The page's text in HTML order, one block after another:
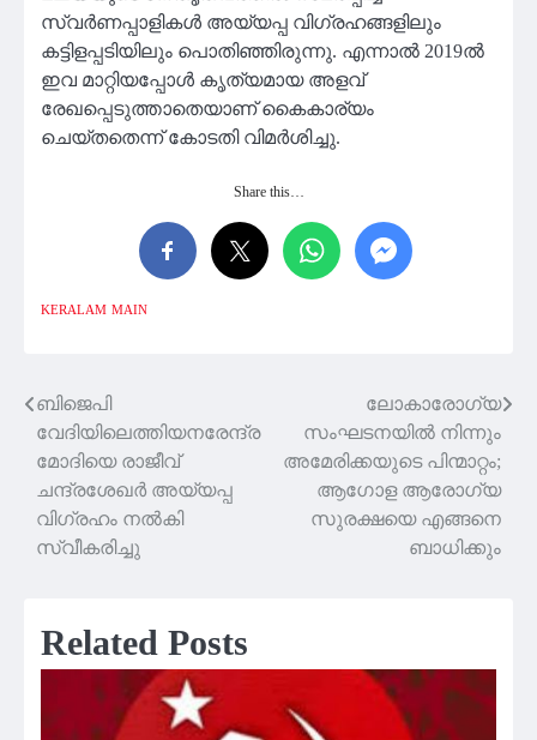
സ്വർണപ്പാളികൾ അയ്യപ്പ വിഗ്രഹങ്ങളിലും
കട്ടിളപ്പടിയിലും പൊതിഞ്ഞിരുന്നു. എന്നാൽ 2019ൽ
ഇവ മാറ്റിയപ്പോൾ കൃത്യമായ അളവ്
രേഖപ്പെടുത്താതെയാണ് കൈകാര്യം
ചെയ്തതെന്ന് കോടതി വിമർശിച്ചു.
Share this…
KERALAM MAIN
Post
navigation
ബിജെപി
വേദിയിലെത്തിയനരേന്ദ്ര
മോദിയെ രാജീവ്
ചന്ദ്രശേഖർ അയ്യപ്പ
വിഗ്രഹം നൽകി
സ്വീകരിച്ചു
ലോകാരോഗ്യ
സംഘടനയിൽ നിന്നും
അമേരിക്കയുടെ പിന്മാറ്റം;
ആഗോള ആരോഗ്യ
സുരക്ഷയെ എങ്ങനെ
ബാധിക്കും
Related Posts